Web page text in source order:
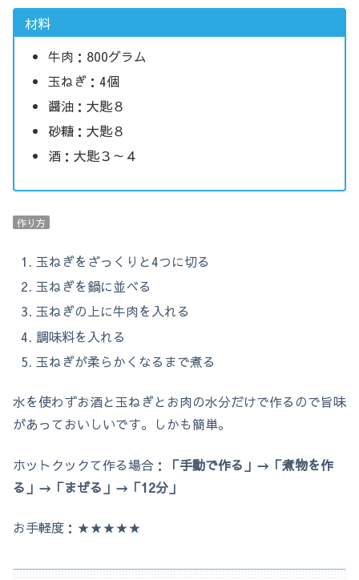
材料
牛肉：800グラム
玉ねぎ：4個
醤油：大匙８
砂糖：大匙８
酒：大匙３～４
作り方
玉ねぎをざっくりと4つに切る
玉ねぎを鍋に並べる
玉ねぎの上に牛肉を入れる
調味料を入れる
玉ねぎが柔らかくなるまで煮る
水を使わずお酒と玉ねぎとお肉の水分だけで作るので旨味
があっておいしいです。しかも簡単。
ホットクックて作る場合：
「手動で作る」→「煮物を作
る」→「まぜる」→「12分」
お手軽度：★★★★★